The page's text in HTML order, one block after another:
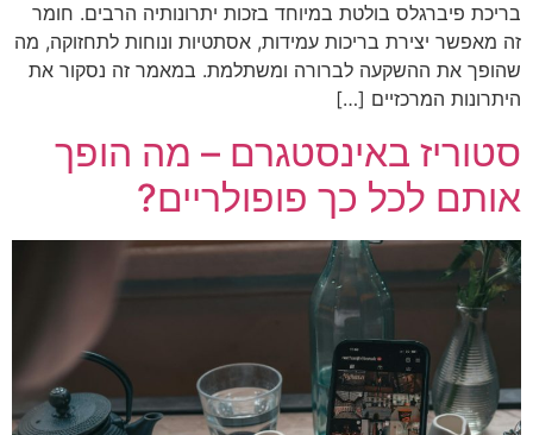
בריכת פיברגלס בולטת במיוחד בזכות יתרונותיה הרבים. חומר
זה מאפשר יצירת בריכות עמידות, אסתטיות ונוחות לתחזוקה, מה
שהופך את ההשקעה לברורה ומשתלמת. במאמר זה נסקור את
היתרונות המרכזיים […]
סטוריז באינסטגרם – מה הופך
אותם לכל כך פופולריים?